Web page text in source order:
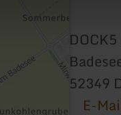
52349
E-